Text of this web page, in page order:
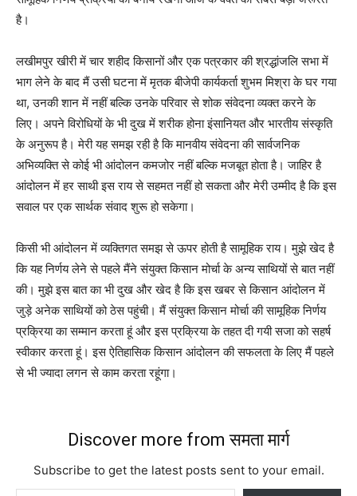
है।
लखीमपुर खीरी में चार शहीद किसानों और एक पत्रकार की श्रद्धांजलि सभा में
भाग लेने के बाद मैं उसी घटना में मृतक बीजेपी कार्यकर्ता शुभम मिश्रा के घर गया
था, उनकी शान में नहीं बल्कि उनके परिवार से शोक संवेदना व्यक्त करने के
लिए। अपने विरोधियों के भी दुख में शरीक होना इंसानियत और भारतीय संस्कृति
के अनुरूप है। मेरी यह समझ रही है कि मानवीय संवेदना की सार्वजनिक
अभिव्यक्ति से कोई भी आंदोलन कमजोर नहीं बल्कि मजबूत होता है। जाहिर है
आंदोलन में हर साथी इस राय से सहमत नहीं हो सकता और मेरी उम्मीद है कि इस
सवाल पर एक सार्थक संवाद शुरू हो सकेगा।
किसी भी आंदोलन में व्यक्तिगत समझ से ऊपर होती है सामूहिक राय। मुझे खेद है
कि यह निर्णय लेने से पहले मैंने संयुक्त किसान मोर्चा के अन्य साथियों से बात नहीं
की। मुझे इस बात का भी दुख और खेद है कि इस खबर से किसान आंदोलन में
जुड़े अनेक साथियों को ठेस पहुंची। मैं संयुक्त किसान मोर्चा की सामूहिक निर्णय
प्रक्रिया का सम्मान करता हूं और इस प्रक्रिया के तहत दी गयी सजा को सहर्ष
स्वीकार करता हूं। इस ऐतिहासिक किसान आंदोलन की सफलता के लिए मैं पहले
से भी ज्यादा लगन से काम करता रहूंगा।
Discover more from समता मार्ग
Subscribe to get the latest posts sent to your email.
Type your email…